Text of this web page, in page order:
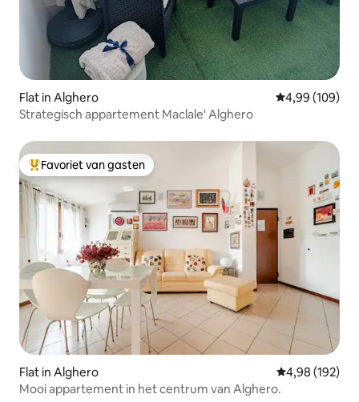
Flat in Alghero Gemiddelde
4,99 (109)
Strategisch appartement Maclale' Alghero
Topfavoriet van gasten
Favoriet van gasten
Flat in Alghero Gemiddelde
4,98 (192)
Mooi appartement in het centrum van Alghero.